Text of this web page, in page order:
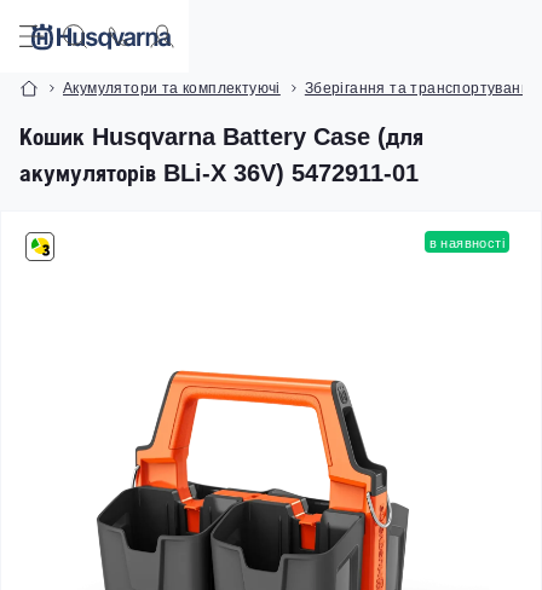
Акумулятори та комплектуючі Зберігання та транспортування
Кошик Husqvarna Battery Case (для
акумуляторів BLi-X 36V) 5472911-01
в наявності